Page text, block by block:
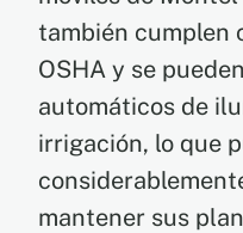
también cumplen
OSHA y se
automáticos de
irrigación, lo que
mantener sus